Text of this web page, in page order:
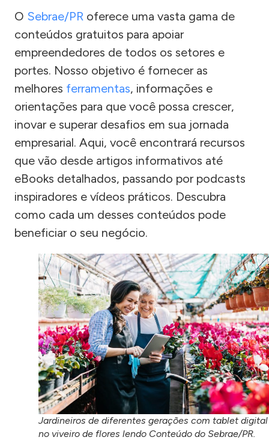
O Sebrae/PR oferece uma vasta gama de
conteúdos gratuitos para apoiar
empreendedores de todos os setores e
portes. Nosso objetivo é fornecer as
melhores ferramentas, informações e
orientações para que você possa crescer,
inovar e superar desafios em sua jornada
empresarial. Aqui, você encontrará recursos
que vão desde artigos informativos até
eBooks detalhados, passando por podcasts
inspiradores e vídeos práticos. Descubra
como cada um desses conteúdos pode
beneficiar o seu negócio.
Jardineiros de diferentes gerações com tablet digital
no viveiro de flores lendo Conteúdo do Sebrae/PR.